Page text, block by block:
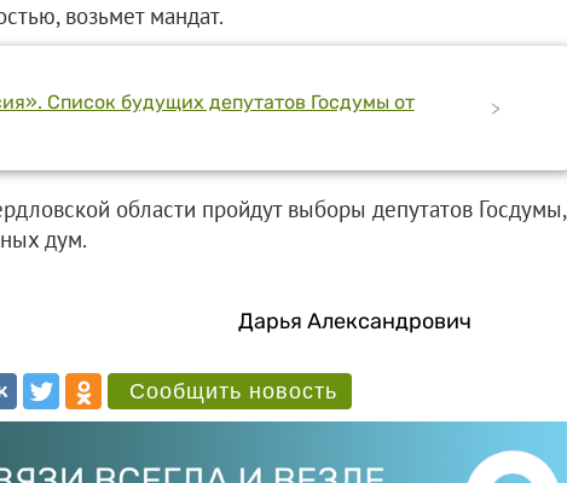
возьмет мандат.
Список будущих депутатов Госдумы от
>
области пройдут выборы депутатов Госдумы,
дум.
Дарья Александрович
Сообщить новость